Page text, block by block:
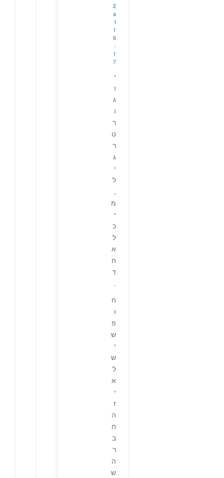
2
a
t
1
6
:
1
7
י
ו
ג
ו
ר
ט
ר
ג
י
ל
,
מ
י
כ
ל
א
ח
ד
.
ח
ו
פ
ש
י
ש
ל
א
י
ז
ה
ח
ב
ר
ה
ש